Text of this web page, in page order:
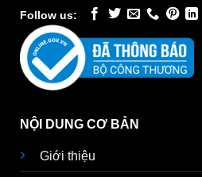
Follow us:
NỘI DUNG CƠ BẢN
Giới thiệu